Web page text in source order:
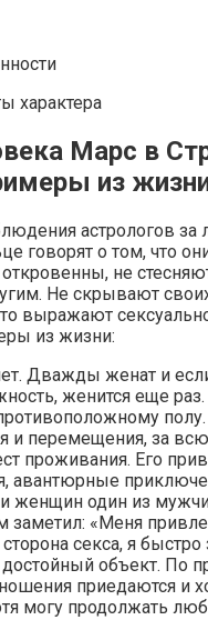
характера
Марс в
из
астрологов
говорят о том, что
не
Не скрывают
выражают
из жизни:
Дважды женат и
женится еще
и перемещения, за
проживания. Его
авантюрные
женщин один из
заметил: «Меня
секса, я быстро
объект. По
приедаются и
могу продолжать